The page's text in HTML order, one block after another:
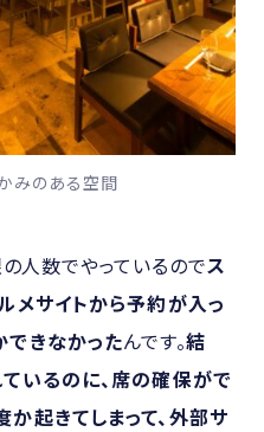
みのある空間
人数でやっているのでス
メサイトから予約が入っ
できなかったんです。結
いるのに、席の確保がで
起きてしまって、外部サ